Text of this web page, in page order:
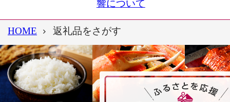
響について
HOME 返礼品をさがす